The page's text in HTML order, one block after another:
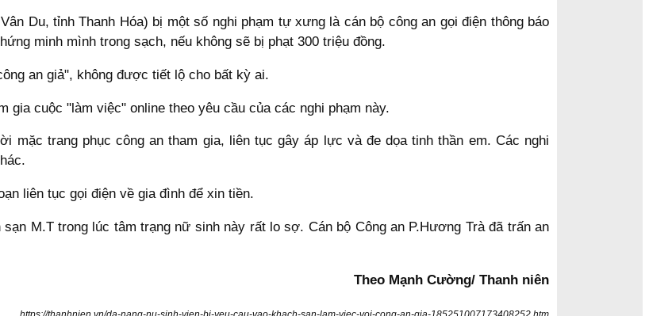
Du, tỉnh Thanh Hóa) bị một số nghi phạm tự xưng là cán bộ công an gọi điện thông báo
minh mình trong sạch, nếu không sẽ bị phạt 300 triệu đồng.
an giả", không được tiết lộ cho bất kỳ ai.
gia cuộc "làm việc" online theo yêu cầu của các nghi phạm này.
mặc trang phục công an tham gia, liên tục gây áp lực và đe dọa tinh thần em. Các nghi
liên tục gọi điện về gia đình để xin tiền.
M.T trong lúc tâm trạng nữ sinh này rất lo sợ. Cán bộ Công an P.Hương Trà đã trấn an
Theo Mạnh Cường/ Thanh niên